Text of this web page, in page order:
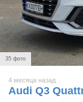
35 фото
4 месяца назад
Audi Q3